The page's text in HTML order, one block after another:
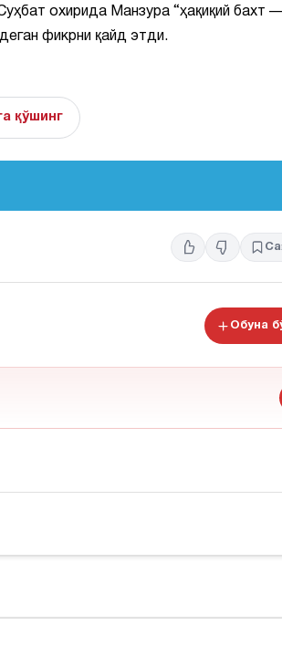
охирида Манзура “ҳақиқий бахт
фикрни қайд этди.
қўшинг
Обуна